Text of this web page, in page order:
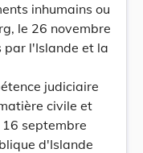
inhumains ou
le 26 novembre
par l'Islande et la
judiciaire
civile et
septembre
d'Islande